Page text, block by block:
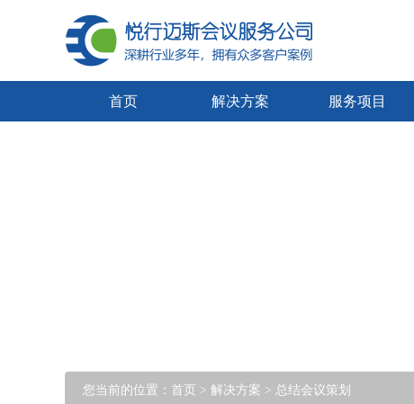
首页 解决方案 服务项目
您当前的位置： 首页 > 解决方案 > 总结会议策划